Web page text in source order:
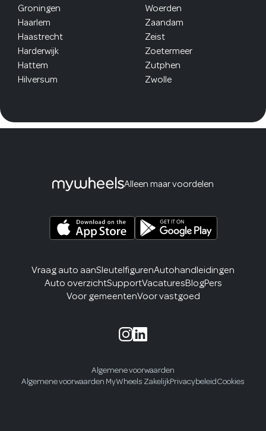
Groningen
Haarlem
Haastrecht
Harderwijk
Hattem
Hilversum
Woerden
Zaandam
Zeist
Zoetermeer
Zutphen
Zwolle
Alleen maar voordelen
Vraag auto aanSleutelfigurenAutohandleidingen
Auto overzichtSupportVacaturesBlogPers
Voor gemeentenVoor vastgoed
Algemene voorwaarden
Algemene voorwaarden MyWheels ZakelijkPrivacybeleidCookies